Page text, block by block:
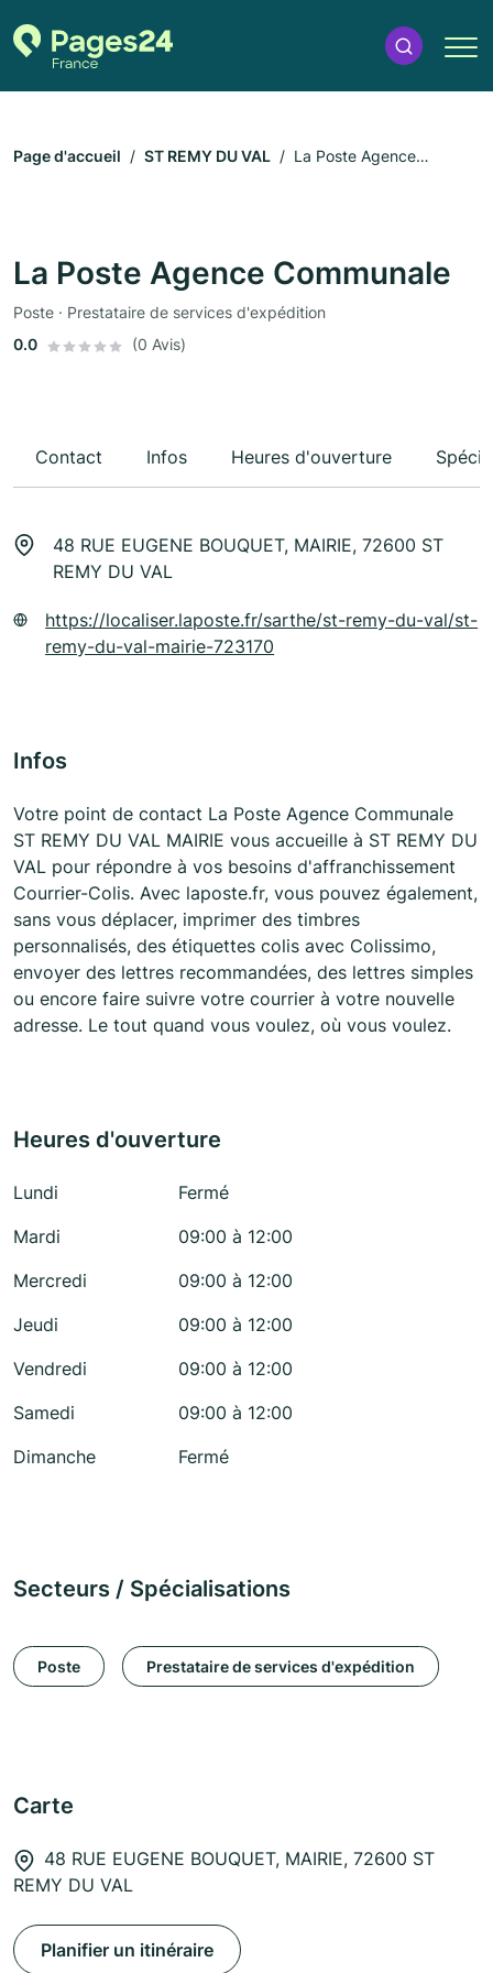
Page d'accueil ST REMY DU VAL
La Poste Agence
La Poste Agence Communale
Poste · Prestataire de services d'expédition
0.0
(0 Avis)
Contact Infos Heures d'ouverture
48 RUE EUGENE BOUQUET, MAIRIE, 72600 ST
REMY DU VAL
https://localiser.laposte.fr/sarthe/st-remy-du-val/st-
remy-du-val-mairie-723170
Infos
Votre point de contact La Poste Agence Communale
ST REMY DU VAL MAIRIE vous accueille à ST REMY DU
VAL pour répondre à vos besoins d'affranchissement
Courrier-Colis. Avec laposte.fr, vous pouvez également,
sans vous déplacer, imprimer des timbres
personnalisés, des étiquettes colis avec Colissimo,
envoyer des lettres recommandées, des lettres simples
ou encore faire suivre votre courrier à votre nouvelle
adresse. Le tout quand vous voulez, où vous voulez.
Heures d'ouverture
Lundi
Fermé
Mardi
09:00 à 12:00
Mercredi
09:00 à 12:00
Jeudi
09:00 à 12:00
Vendredi
09:00 à 12:00
Samedi
09:00 à 12:00
Dimanche
Fermé
Secteurs / Spécialisations
Poste Prestataire de services d'expédition
Carte
48 RUE EUGENE BOUQUET, MAIRIE, 72600 ST
REMY DU VAL
Planifier un itinéraire